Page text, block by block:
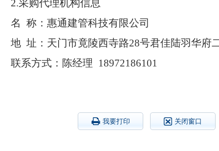
2.采购代理机构信息
名 称： 惠通建管科技有限公司
地 址：天门市竟陵西寺路28号君佳陆羽华府
联系方式： 陈经理 18972186101
我要打印 关闭窗口